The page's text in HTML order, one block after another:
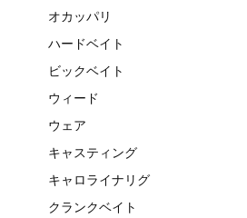
オカッパリ
ハードベイト
ビックベイト
ウィード
ウェア
キャスティング
キャロライナリグ
クランクベイト